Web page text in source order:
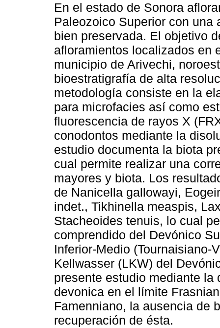
En el estado de Sonora
Paleozoico Superior con una
bien preservada. El objetivo
afloramientos localizados en
municipio de Arivechi,
bioestratigrafía de alta
metodología consiste en la
para microfacies así como
fluorescencia de rayos X
conodontos mediante la
estudio documenta la biota
cual permite realizar una
mayores y biota. Los
de Nanicella gallowayi,
indet., Tikhinella measpis,
Stacheoides tenuis, lo cual
comprendido del Devónico
Inferior-Medio
Kellwasser (LKW) del
presente estudio mediante la
devonica en el límite
Famenniano, la ausencia de
recuperación de ésta.